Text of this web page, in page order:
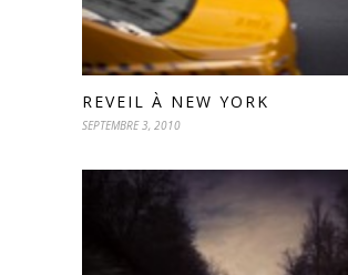
REVEIL À NEW YORK
SEPTEMBRE 3, 2010